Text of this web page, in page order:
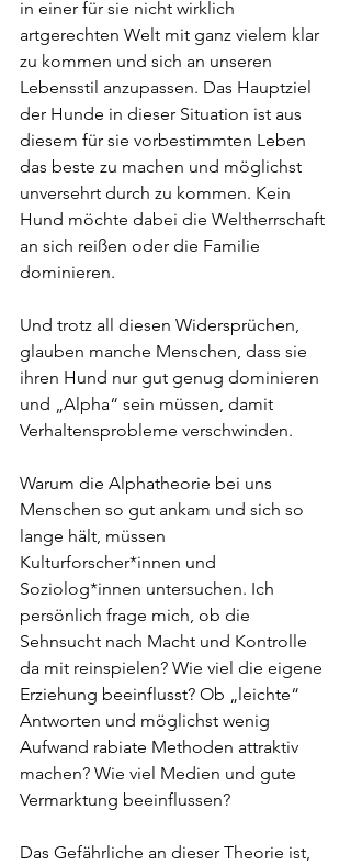
in einer für sie nicht wirklich
artgerechten Welt mit ganz vielem klar
zu kommen und sich an unseren
Lebensstil anzupassen. Das Hauptziel
der Hunde in dieser Situation ist aus
diesem für sie vorbestimmten Leben
das beste zu machen und möglichst
unversehrt durch zu kommen. Kein
Hund möchte dabei die Weltherrschaft
an sich reißen oder die Familie
dominieren.
Und trotz all diesen Widersprüchen,
glauben manche Menschen, dass sie
ihren Hund nur gut genug dominieren
und „Alpha“ sein müssen, damit
Verhaltensprobleme verschwinden.
Warum die Alphatheorie bei uns
Menschen so gut ankam und sich so
lange hält, müssen
Kulturforscher*innen und
Soziolog*innen untersuchen. Ich
persönlich frage mich, ob die
Sehnsucht nach Macht und Kontrolle
da mit reinspielen? Wie viel die eigene
Erziehung beeinflusst? Ob „leichte“
Antworten und möglichst wenig
Aufwand rabiate Methoden attraktiv
machen? Wie viel Medien und gute
Vermarktung beeinflussen?
Das Gefährliche an dieser Theorie ist,